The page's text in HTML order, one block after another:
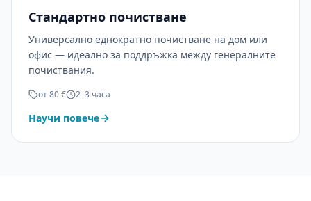
Стандартно почистване
Универсално еднократно почистване на дом или
офис — идеално за поддръжка между генералните
почиствания.
от 80 € 2–3 часа
Научи повече